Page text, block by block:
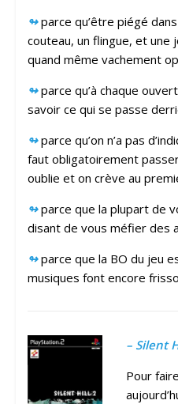
↬ parce qu’être piégé
couteau, un flingue, et une
quand même vachement
↬ parce qu’à chaque
savoir ce qui se passe
↬ parce qu’on n’a pas
faut obligatoirement
oublie et on crève au
↬ parce que la plupart de
disant de vous méfier des
↬ parce que la BO du jeu
musiques font encore
– Silent
Pour